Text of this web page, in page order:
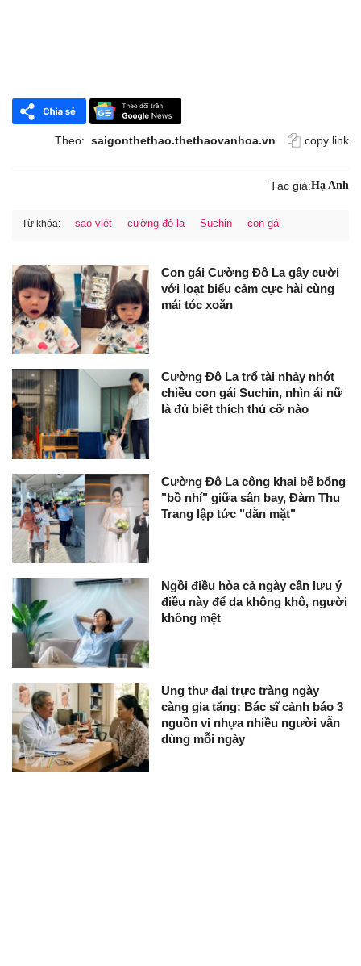
Theo: saigonthethao.thethaovanhoa.vn copy link
Tác giả:Hạ Anh
Từ khóa: sao việt cường đô la Suchin con gái
Con gái Cường Đô La gây cười
với loạt biểu cảm cực hài cùng
mái tóc xoăn
Cường Đô La trổ tài nhảy nhót
chiều con gái Suchin, nhìn ái nữ
là đủ biết thích thú cỡ nào
Cường Đô La công khai bế bổng
"bồ nhí" giữa sân bay, Đàm Thu
Trang lập tức "dằn mặt"
Ngồi điều hòa cả ngày cần lưu ý
điều này để da không khô, người
không mệt
Ung thư đại trực tràng ngày
càng gia tăng: Bác sĩ cảnh báo 3
nguồn vi nhựa nhiều người vẫn
dùng mỗi ngày